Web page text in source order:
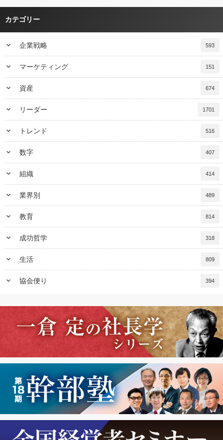
カテゴリー
keyboard_arrow_down 企業戦略 593
keyboard_arrow_down マーケティング 151
keyboard_arrow_down 資産 674
keyboard_arrow_down リーダー 1701
keyboard_arrow_down トレンド 516
keyboard_arrow_down 数字 407
keyboard_arrow_down 組織 414
keyboard_arrow_down 業界別 489
keyboard_arrow_down 教育 814
keyboard_arrow_down 成功哲学 318
keyboard_arrow_down 生活 809
keyboard_arrow_down 協会便り 394